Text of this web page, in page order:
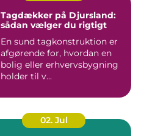
Tagdækker på Djursland:
sådan vælger du rigtigt
En sund tagkonstruktion er
afgørende for, hvordan en
bolig eller erhvervsbygning
holder til v...
02. Jul